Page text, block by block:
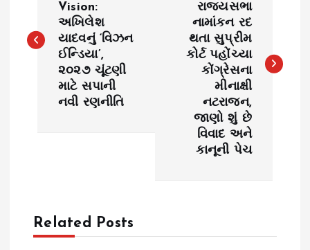
s
g
Vision:
અખિલેશ
યાદવનું ‘વિઝન
ઈન્ડિયા’,
૨૦૨૭ ચૂંટણી
માટે સપાની
નવી રણનીતિ
રાજ્યસભા
નામાંકન રદ
થતા સુપ્રીમ
કોર્ટ પહોંચ્યા
કોંગ્રેસના
મીનાક્ષી
નટરાજન,
જાણો શું છે
વિવાદ અને
કાનૂની પેચ
Related Posts